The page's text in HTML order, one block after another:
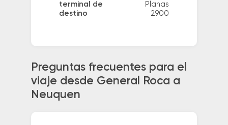
terminal de
destino
Planas
2900
Preguntas frecuentes para el
viaje desde General Roca a
Neuquen